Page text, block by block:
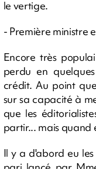
le vertige.
- Première ministre
Encore très
perdu en
crédit. Au point
sur sa capacité à
que les
partir... mais quand
Il y a d'abord eu